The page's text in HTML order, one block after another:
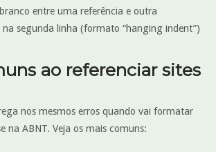
entre uma referência e outra
na segunda linha (formato “hanging indent”)
ao referenciar sites
nos mesmos erros quando vai formatar
na ABNT. Veja os mais comuns: